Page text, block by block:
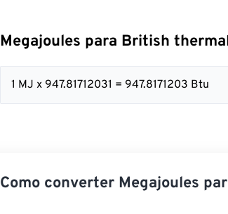
Megajoules para British
1 MJ x 947.81712031 = 947.8171203 Btu
Como converter Megajoules